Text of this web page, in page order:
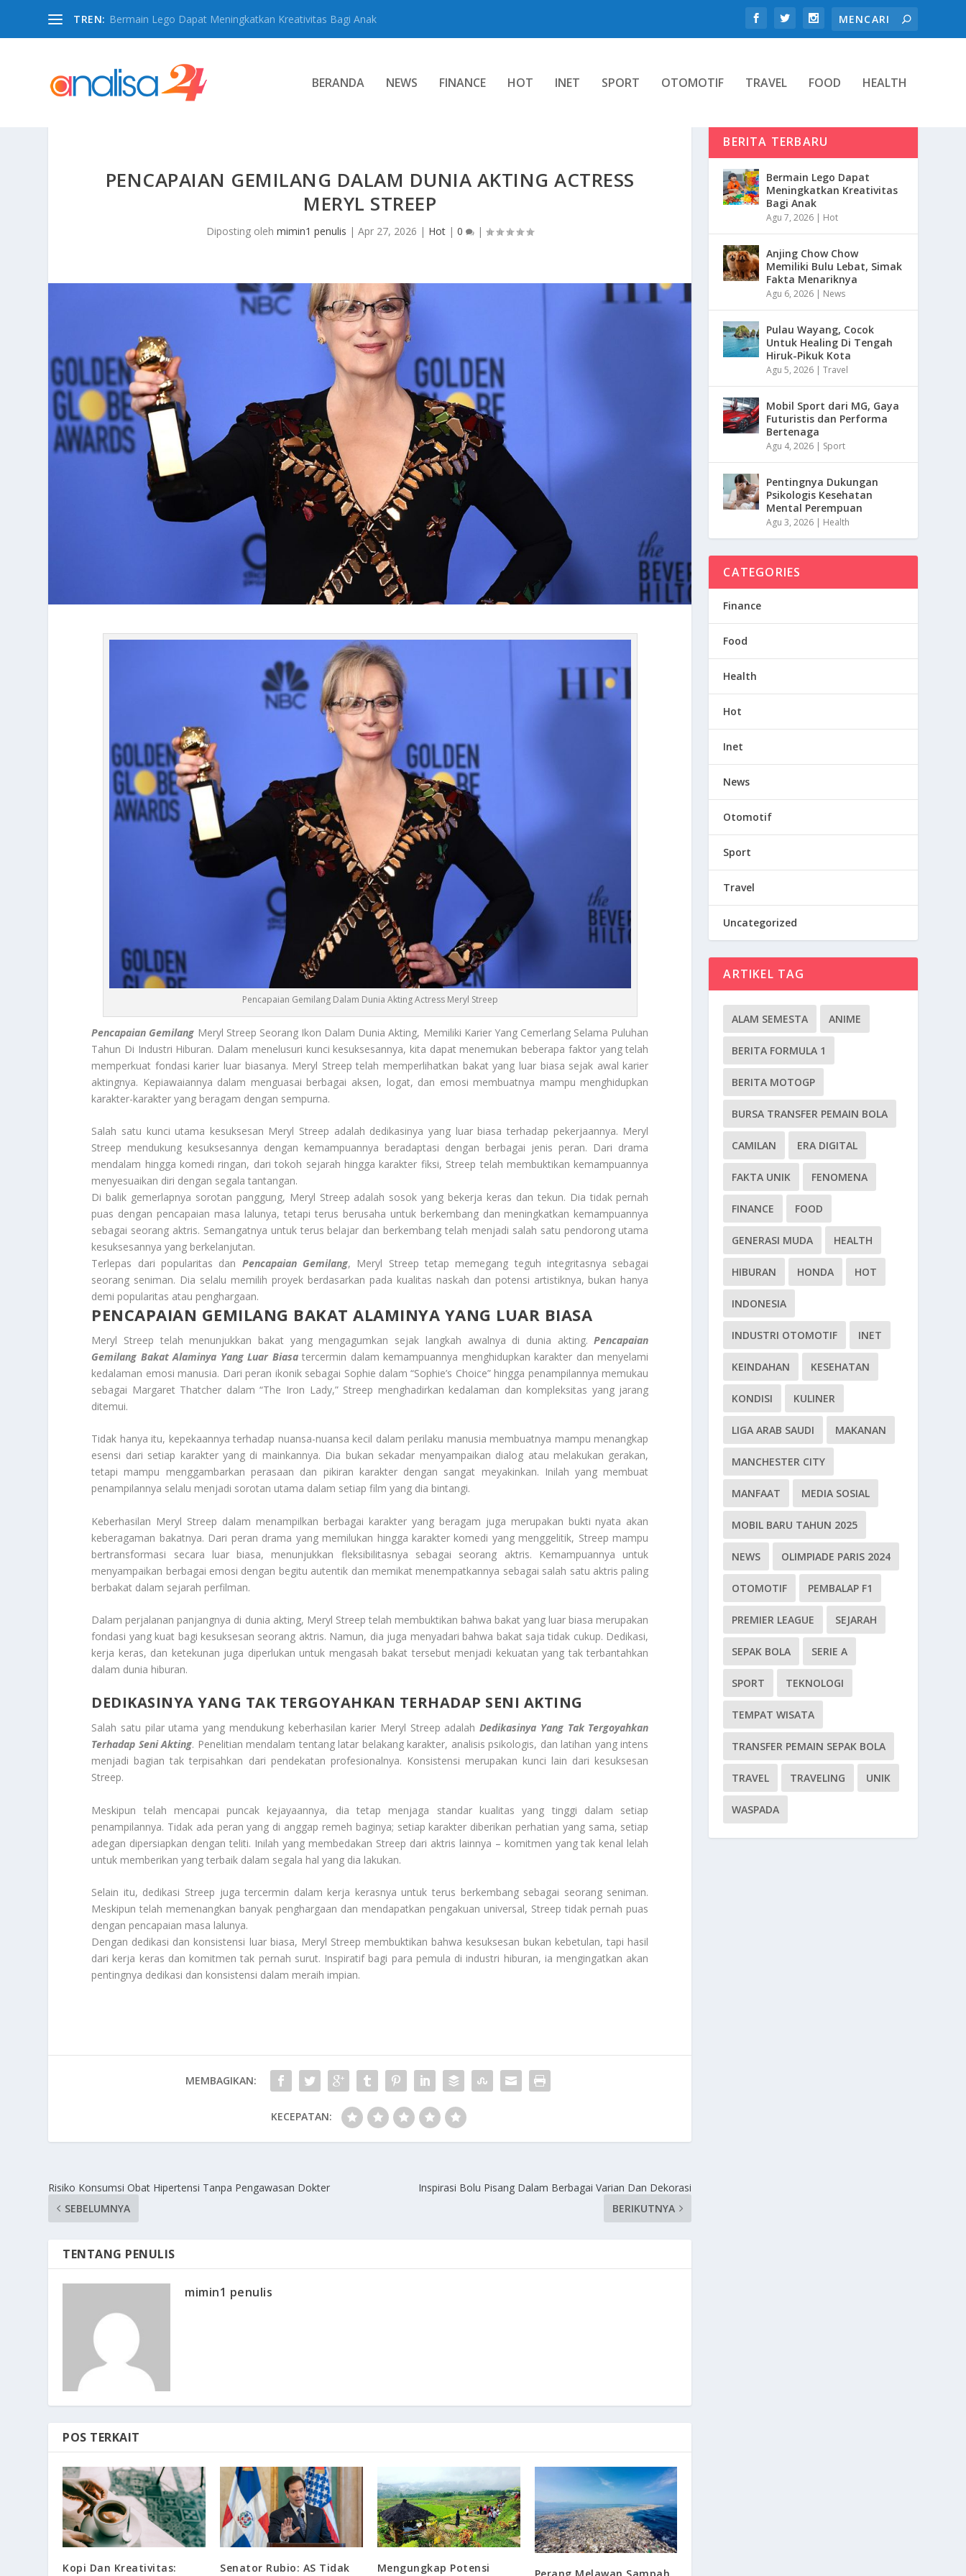
TREN: Bermain Lego Dapat Meningkatkan Kreativitas Bagi Anak
BERANDA NEWS FINANCE HOT INET SPORT OTOMOTIF TRAVEL FOOD HEALTH
PENCAPAIAN GEMILANG DALAM DUNIA AKTING ACTRESS
MERYL STREEP
Diposting olehmimin1 penulis |Apr 27, 2026 | Hot |0 |
Pencapaian Gemilang Dalam Dunia Akting Actress Meryl Streep
Pencapaian Gemilang Meryl Streep Seorang Ikon Dalam Dunia Akting, Memiliki Karier Yang Cemerlang Selama Puluhan
Tahun Di Industri Hiburan. Dalam menelusuri kunci kesuksesannya, kita dapat menemukan beberapa faktor yang telah
memperkuat fondasi karier luar biasanya. Meryl Streep telah memperlihatkan bakat yang luar biasa sejak awal karier
aktingnya. Kepiawaiannya dalam menguasai berbagai aksen, logat, dan emosi membuatnya mampu menghidupkan
karakter-karakter yang beragam dengan sempurna.
Salah satu kunci utama kesuksesan Meryl Streep adalah dedikasinya yang luar biasa terhadap pekerjaannya. Meryl
Streep mendukung kesuksesannya dengan kemampuannya beradaptasi dengan berbagai jenis peran. Dari drama
mendalam hingga komedi ringan, dari tokoh sejarah hingga karakter fiksi, Streep telah membuktikan kemampuannya
menyesuaikan diri dengan segala tantangan.
Di balik gemerlapnya sorotan panggung, Meryl Streep adalah sosok yang bekerja keras dan tekun. Dia tidak pernah
puas dengan pencapaian masa lalunya, tetapi terus berusaha untuk berkembang dan meningkatkan kemampuannya
sebagai seorang aktris. Semangatnya untuk terus belajar dan berkembang telah menjadi salah satu pendorong utama
kesuksesannya yang berkelanjutan.
Terlepas dari popularitas dan Pencapaian Gemilang, Meryl Streep tetap memegang teguh integritasnya sebagai
seorang seniman. Dia selalu memilih proyek berdasarkan pada kualitas naskah dan potensi artistiknya, bukan hanya
demi popularitas atau penghargaan.
PENCAPAIAN GEMILANG BAKAT ALAMINYA YANG LUAR BIASA
Meryl Streep telah menunjukkan bakat yang mengagumkan sejak langkah awalnya di dunia akting.Pencapaian
Gemilang Bakat Alaminya Yang Luar Biasatercermin dalam kemampuannya menghidupkan karakter dan menyelami
kedalaman emosi manusia. Dari peran ikonik sebagai Sophie dalam “Sophie’s Choice” hingga penampilannya memukau
sebagai Margaret Thatcher dalam “The Iron Lady,” Streep menghadirkan kedalaman dan kompleksitas yang jarang
ditemui.
Tidak hanya itu, kepekaannya terhadap nuansa-nuansa kecil dalam perilaku manusia membuatnya mampu menangkap
esensi dari setiap karakter yang di mainkannya. Dia bukan sekadar menyampaikan dialog atau melakukan gerakan,
tetapi mampu menggambarkan perasaan dan pikiran karakter dengan sangat meyakinkan. Inilah yang membuat
penampilannya selalu menjadi sorotan utama dalam setiap film yang dia bintangi.
Keberhasilan Meryl Streep dalam menampilkan berbagai karakter yang beragam juga merupakan bukti nyata akan
keberagaman bakatnya. Dari peran drama yang memilukan hingga karakter komedi yang menggelitik, Streep mampu
bertransformasi secara luar biasa, menunjukkan fleksibilitasnya sebagai seorang aktris. Kemampuannya untuk
menyampaikan berbagai emosi dengan begitu autentik dan memikat menempatkannya sebagai salah satu aktris paling
berbakat dalam sejarah perfilman.
Dalam perjalanan panjangnya di dunia akting, Meryl Streep telah membuktikan bahwa bakat yang luar biasa merupakan
fondasi yang kuat bagi kesuksesan seorang aktris. Namun, dia juga menyadari bahwa bakat saja tidak cukup. Dedikasi,
kerja keras, dan ketekunan juga diperlukan untuk mengasah bakat tersebut menjadi kekuatan yang tak terbantahkan
dalam dunia hiburan.
DEDIKASINYA YANG TAK TERGOYAHKAN TERHADAP SENI AKTING
Salah satu pilar utama yang mendukung keberhasilan karier Meryl Streep adalahDedikasinya Yang Tak Tergoyahkan
Terhadap Seni Akting. Penelitian mendalam tentang latar belakang karakter, analisis psikologis, dan latihan yang intens
menjadi bagian tak terpisahkan dari pendekatan profesionalnya. Konsistensi merupakan kunci lain dari kesuksesan
Streep.
Meskipun telah mencapai puncak kejayaannya, dia tetap menjaga standar kualitas yang tinggi dalam setiap
penampilannya. Tidak ada peran yang di anggap remeh baginya; setiap karakter diberikan perhatian yang sama, setiap
adegan dipersiapkan dengan teliti. Inilah yang membedakan Streep dari aktris lainnya – komitmen yang tak kenal lelah
untuk memberikan yang terbaik dalam segala hal yang dia lakukan.
Selain itu, dedikasi Streep juga tercermin dalam kerja kerasnya untuk terus berkembang sebagai seorang seniman.
Meskipun telah memenangkan banyak penghargaan dan mendapatkan pengakuan universal, Streep tidak pernah puas
dengan pencapaian masa lalunya.
Dengan dedikasi dan konsistensi luar biasa, Meryl Streep membuktikan bahwa kesuksesan bukan kebetulan, tapi hasil
dari kerja keras dan komitmen tak pernah surut. Inspiratif bagi para pemula di industri hiburan, ia mengingatkan akan
pentingnya dedikasi dan konsistensi dalam meraih impian.
MEMBAGIKAN:
KECEPATAN:
Risiko Konsumsi Obat Hipertensi Tanpa Pengawasan Dokter
SEBELUMNYA
Inspirasi Bolu Pisang Dalam Berbagai Varian Dan Dekorasi
BERIKUTNYA
TENTANG PENULIS
mimin1 penulis
POS TERKAIT
Kopi Dan Kreativitas:
Senator Rubio: AS Tidak
Mengungkap Potensi
Perang Melawan Sampah
BERITA TERBARU
Bermain Lego Dapat
Meningkatkan Kreativitas
Bagi Anak
Agu 7, 2026 | Hot
Anjing Chow Chow
Memiliki Bulu Lebat, Simak
Fakta Menariknya
Agu 6, 2026 | News
Pulau Wayang, Cocok
Untuk Healing Di Tengah
Hiruk-Pikuk Kota
Agu 5, 2026 |Travel
Mobil Sport dari MG, Gaya
Futuristis dan Performa
Bertenaga
Agu 4, 2026 | Sport
Pentingnya Dukungan
Psikologis Kesehatan
Mental Perempuan
Agu 3, 2026 | Health
CATEGORIES
Finance
Food
Health
Hot
Inet
News
Otomotif
Sport
Travel
Uncategorized
ARTIKEL TAG
ALAM SEMESTA ANIME
BERITA FORMULA 1
BERITA MOTOGP
BURSA TRANSFER PEMAIN BOLA
CAMILAN ERA DIGITAL
FAKTA UNIK FENOMENA
FINANCE FOOD
GENERASI MUDA HEALTH
HIBURAN HONDA HOT
INDONESIA
INDUSTRI OTOMOTIF INET
KEINDAHAN KESEHATAN
KONDISI KULINER
LIGA ARAB SAUDI MAKANAN
MANCHESTER CITY
MANFAAT MEDIA SOSIAL
MOBIL BARU TAHUN 2025
NEWS OLIMPIADE PARIS 2024
OTOMOTIF PEMBALAP F1
PREMIER LEAGUE SEJARAH
SEPAK BOLA SERIE A
SPORT TEKNOLOGI
TEMPAT WISATA
TRANSFER PEMAIN SEPAK BOLA
TRAVEL TRAVELING UNIK
WASPADA